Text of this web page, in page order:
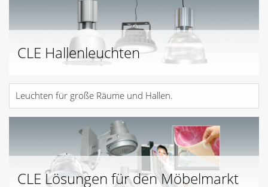
CLE Hallenleuchten
Leuchten für große Räume und Hallen.
CLE Lösungen für den Möbelmarkt